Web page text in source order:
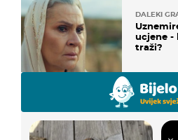
DALEKI
ucjene -
traži?